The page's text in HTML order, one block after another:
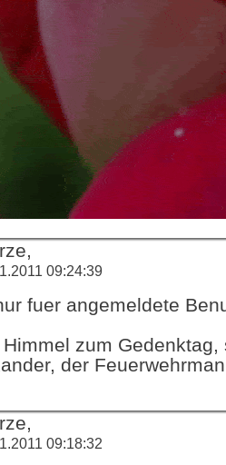
09:24:39
fuer angemeldete
zum Gedenktag,
der
09:18:32